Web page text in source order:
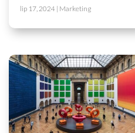
lip 17, 2024 | Marketing